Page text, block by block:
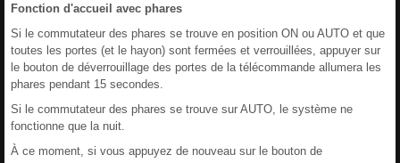
Fonction d'accueil avec phares
Si le commutateur des phares se trouve en position ON ou AUTO et que
toutes les portes (et le hayon) sont fermées et verrouillées, appuyer sur
le bouton de déverrouillage des portes de la télécommande allumera les
phares pendant 15 secondes.
Si le commutateur des phares se trouve sur AUTO, le système ne
fonctionne que la nuit.
À ce moment, si vous appuyez de nouveau sur le bouton de